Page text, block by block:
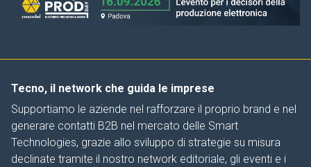
Tecno, il network che guida le imprese
Supportiamo le aziende nel rafforzare il proprio brand e nel
generare contatti B2B nel mercato delle Smart
Technologies, grazie allo sviluppo di strategie su misura
declinate tramite il nostro network editoriale, gli eventi e i